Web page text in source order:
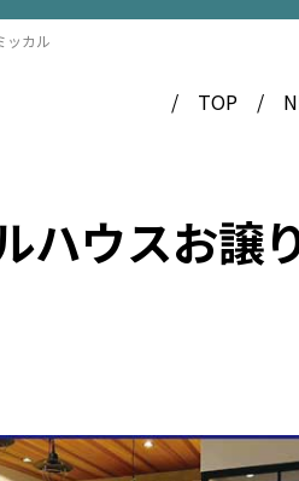
ッカル
TOP
ハウスお